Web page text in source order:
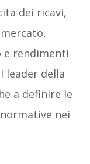
dei ricavi,
e rendimenti
leader della
a definire le
nei